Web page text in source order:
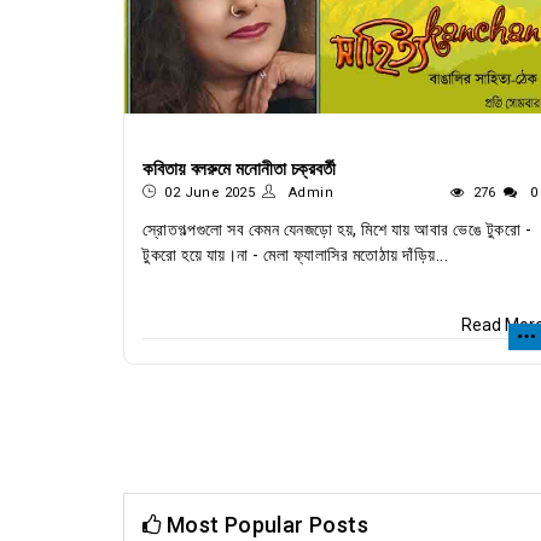
কবিতায় বলরুমে মনোনীতা চক্রবর্তী
02 June 2025 Admin 276 0
স্রোতগল্পগুলো সব কেমন যেনজড়ো হয়, মিশে যায় আবার ভেঙে টুকরো -
টুকরো হয়ে যায়।না - মেলা ফ্যালাসির মতোঠায় দাঁড়িয়...
Read
Most Popular Posts